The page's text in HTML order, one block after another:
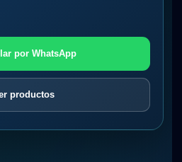
por WhatsApp
productos